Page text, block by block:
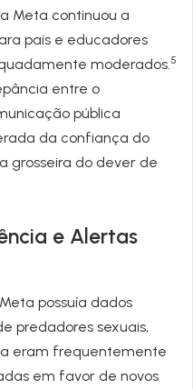
Meta continuou a
pais e educadores
moderados. 5
entre o
pública
da confiança do
grosseira do dever de
e Alertas
possuía dados
predadores sexuais,
eram frequentemente
em favor de novos